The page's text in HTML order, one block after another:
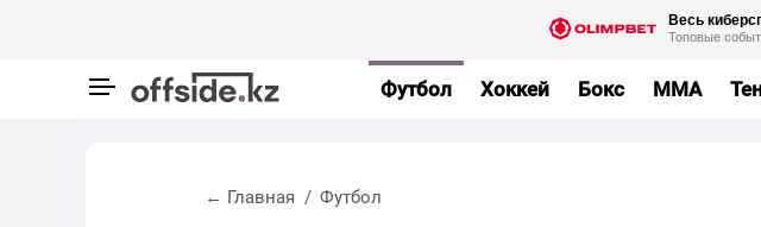
Футбол Хоккей Бокс MMA
← Главная Футбол